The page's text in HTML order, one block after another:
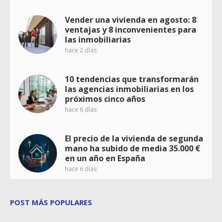
Vender una vivienda en agosto: 8
ventajas y 8 inconvenientes para
las inmobiliarias
hace 2 días
10 tendencias que transformarán
las agencias inmobiliarias en los
próximos cinco años
hace 6 días
El precio de la vivienda de segunda
mano ha subido de media 35.000 €
en un año en España
hace 6 días
POST MÁS POPULARES